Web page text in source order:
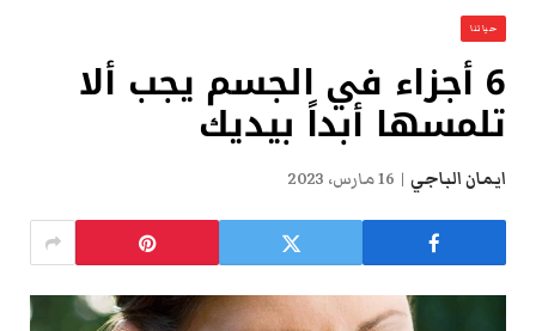
حياتنا
6 أجزاء في الجسم يجب ألا
تلمسها أبداً بيديك
ايمان الباجي 16 مارس، 2023